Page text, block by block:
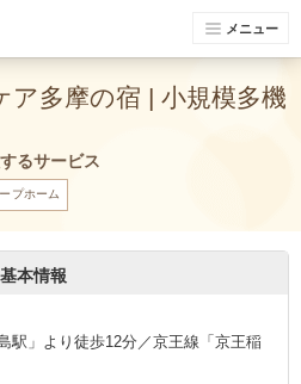
メニュー
ア多摩の宿 | 小規模多機
るサービス
プホーム
基本情報
駅」より徒歩12分／京王線「京王稲